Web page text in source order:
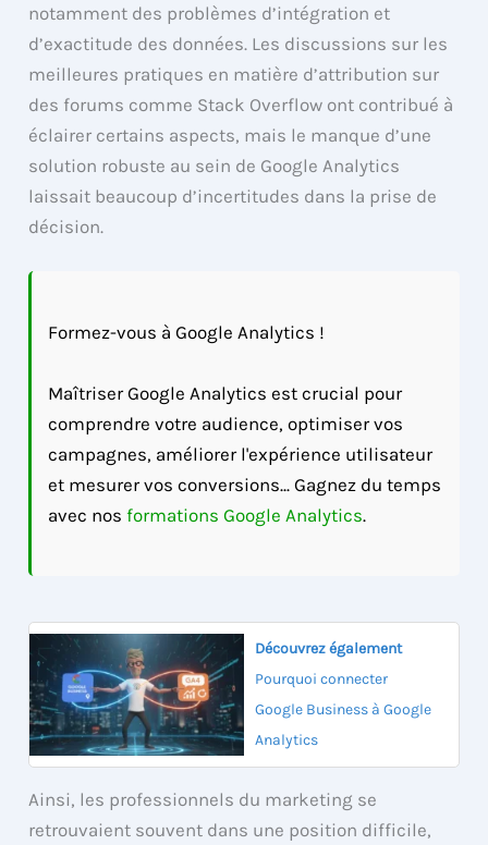
notamment des problèmes d’intégration et
d’exactitude des données. Les discussions sur les
meilleures pratiques en matière d’attribution sur
des forums comme Stack Overflow ont contribué à
éclairer certains aspects, mais le manque d’une
solution robuste au sein de Google Analytics
laissait beaucoup d’incertitudes dans la prise de
décision.
Formez-vous à Google Analytics !
Maîtriser Google Analytics est crucial pour
comprendre votre audience, optimiser vos
campagnes, améliorer l'expérience utilisateur
et mesurer vos conversions... Gagnez du temps
avec nosformations Google Analytics.
Découvrez également
Pourquoi connecter
Google Business à Google
Analytics
Ainsi, les professionnels du marketing se
retrouvaient souvent dans une position difficile,